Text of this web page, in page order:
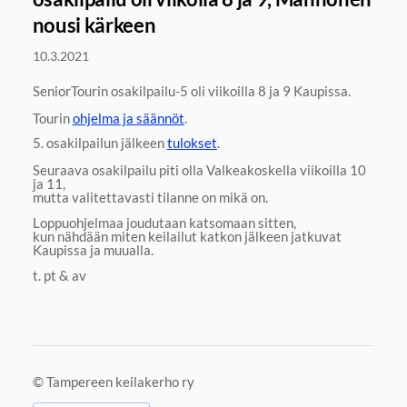
nousi kärkeen
10.3.2021
SeniorTourin osakilpailu-5 oli viikoilla 8 ja 9 Kaupissa.
Tourinohjelma ja säännöt
5. osakilpailun jälkeentulokset.
Seuraava osakilpailu piti olla Valkeakoskella viikoilla 10
ja 11,
mutta valitettavasti tilanne on mikä on.
Loppuohjelmaa joudutaan katsomaan sitten,
kun nähdään miten keilailut katkon jälkeen jatkuvat
Kaupissa ja muualla.
t. pt & av
©Tampereen keilakerho ry